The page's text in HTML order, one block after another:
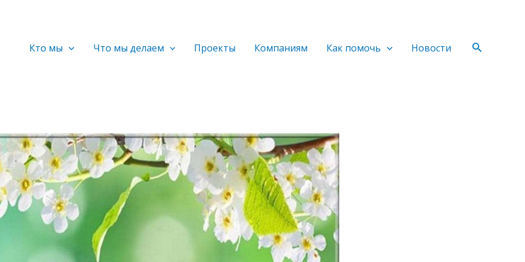
Кто мы Что мы делаем Проекты Компаниям Как помочь Новости Поиск